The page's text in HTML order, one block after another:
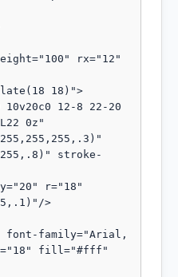
0z"
stroke-
>
fill="#fff"